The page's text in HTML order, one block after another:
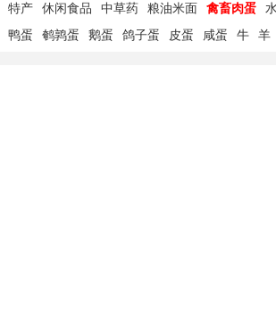
特产 休闲食品 中草药 粮油米面 禽畜肉蛋
鸭蛋 鹌鹑蛋 鹅蛋 鸽子蛋 皮蛋 咸蛋 牛 羊